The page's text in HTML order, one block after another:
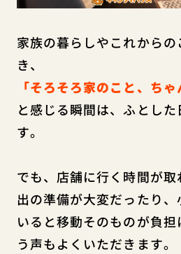
家族の暮らしやこれからの
き、
「そろそろ家のこと、ちゃ
と感じる瞬間は、ふとし
す。
でも、店舗に行く時間が
出の準備が大変だったり
いると移動そのものが負
う声もよくいただきます。